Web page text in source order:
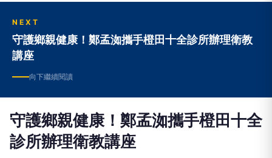
NEXT
守護鄉親健康！鄭孟洳攜手橙田十全診所辦理衛教
講座
向下繼續閱讀
守護鄉親健康！鄭孟洳攜手橙田十全
診所辦理衛教講座